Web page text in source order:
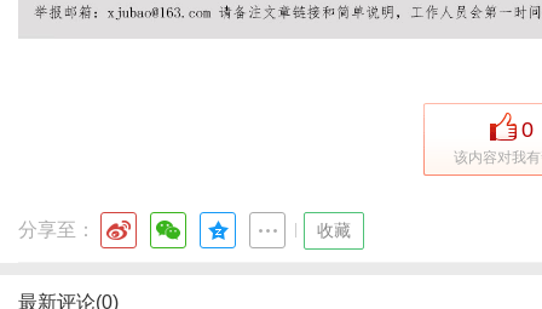
0
该内容对我
分享至： 收藏
最新评论(0)